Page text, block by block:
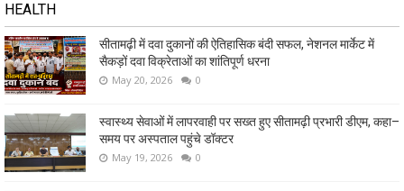
HEALTH
सीतामढ़ी में दवा दुकानों की ऐतिहासिक बंदी सफल, नेशनल मार्केट में
सैकड़ों दवा विक्रेताओं का शांतिपूर्ण धरना
May 20, 2026 0
स्वास्थ्य सेवाओं में लापरवाही पर सख्त हुए सीतामढ़ी प्रभारी डीएम, कहा–
समय पर अस्पताल पहुंचे डॉक्टर
May 19, 2026 0